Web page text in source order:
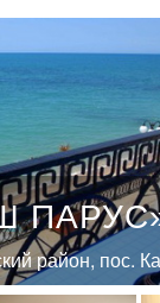
район, пос.